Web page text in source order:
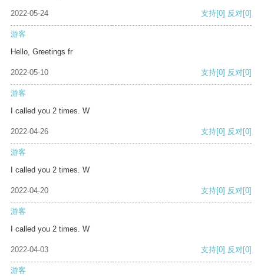
2022-05-24 支持[0] 反对[0]
游客
Hello, Greetings fr
2022-05-10 支持[0] 反对[0]
游客
I called you 2 times. W
2022-04-26 支持[0] 反对[0]
游客
I called you 2 times. W
2022-04-20 支持[0] 反对[0]
游客
I called you 2 times. W
2022-04-03 支持[0] 反对[0]
游客